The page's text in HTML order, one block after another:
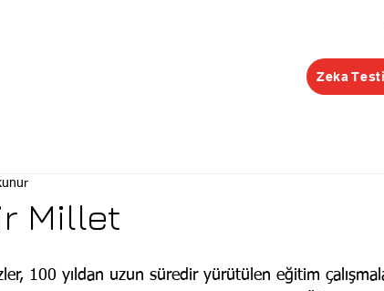
Zeka
Millet
100 yıldan uzun süredir yürütülen eğitim